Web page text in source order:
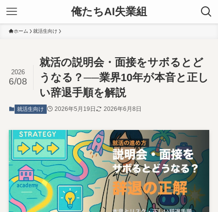
俺たちAI失業組
ホーム 就活生向け
就活の説明会・面接をサボるとど
うなる？──業界10年が本音と正し
い辞退手順を解説
2026
6/08
就活生向け 2026年5月19日 2026年6月8日